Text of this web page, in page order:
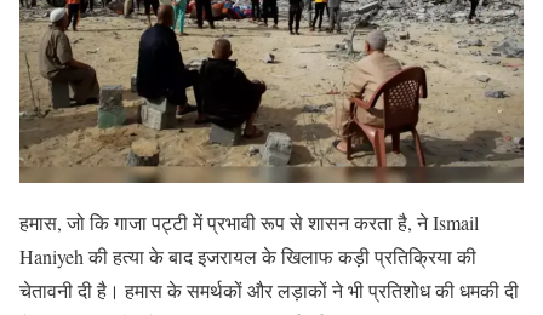
हमास, जो कि गाजा पट्टी में प्रभावी रूप से शासन करता है, ने Ismail
Haniyeh की हत्या के बाद इजरायल के खिलाफ कड़ी प्रतिक्रिया की
चेतावनी दी है। हमास के समर्थकों और लड़ाकों ने भी प्रतिशोध की धमकी दी